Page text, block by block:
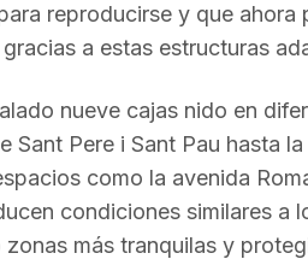
reproducirse y que ahora
a estas estructuras
nueve cajas nido en
Sant Pere i Sant Pau hasta
como la avenida
condiciones similares a
más tranquilas y